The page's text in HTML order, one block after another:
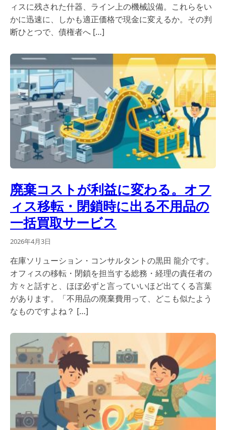
ィスに残された什器、ライン上の機械設備。これらをい
かに迅速に、しかも適正価格で現金に変えるか。その判
断ひとつで、債権者へ […]
廃棄コストが利益に変わる。オフ
ィス移転・閉鎖時に出る不用品の
一括買取サービス
2026年4月3日
在庫ソリューション・コンサルタントの黒田 龍介です。
オフィスの移転・閉鎖を担当する総務・経理の責任者の
方々と話すと、ほぼ必ずと言っていいほど出てくる言葉
があります。「不用品の廃棄費用って、どこも似たよう
なものですよね？ […]